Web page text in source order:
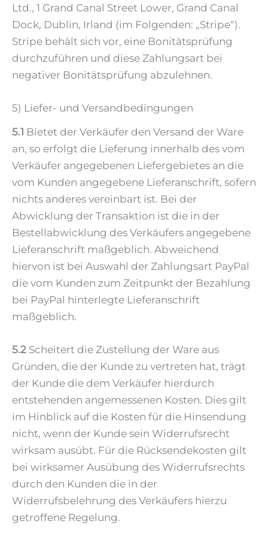
Ltd., 1 Grand Canal Street Lower, Grand Canal
Dock, Dublin, Irland (im Folgenden: „Stripe“).
Stripe behält sich vor, eine Bonitätsprüfung
durchzuführen und diese Zahlungsart bei
negativer Bonitätsprüfung abzulehnen.
5) Liefer- und Versandbedingungen
5.1 Bietet der Verkäufer den Versand der Ware
an, so erfolgt die Lieferung innerhalb des vom
Verkäufer angegebenen Liefergebietes an die
vom Kunden angegebene Lieferanschrift, sofern
nichts anderes vereinbart ist. Bei der
Abwicklung der Transaktion ist die in der
Bestellabwicklung des Verkäufers angegebene
Lieferanschrift maßgeblich. Abweichend
hiervon ist bei Auswahl der Zahlungsart PayPal
die vom Kunden zum Zeitpunkt der Bezahlung
bei PayPal hinterlegte Lieferanschrift
maßgeblich.
5.2 Scheitert die Zustellung der Ware aus
Gründen, die der Kunde zu vertreten hat, trägt
der Kunde die dem Verkäufer hierdurch
entstehenden angemessenen Kosten. Dies gilt
im Hinblick auf die Kosten für die Hinsendung
nicht, wenn der Kunde sein Widerrufsrecht
wirksam ausübt. Für die Rücksendekosten gilt
bei wirksamer Ausübung des Widerrufsrechts
durch den Kunden die in der
Widerrufsbelehrung des Verkäufers hierzu
getroffene Regelung.